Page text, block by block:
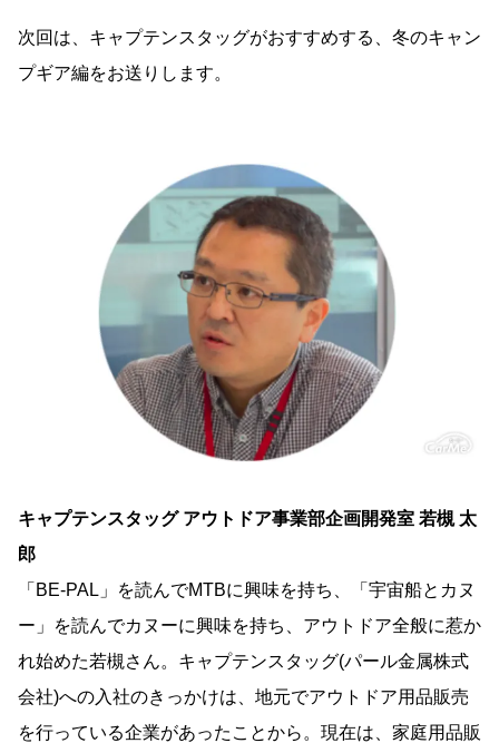
次回は、キャプテンスタッグがおすすめする、冬のキャン
プギア編をお送りします。
キャプテンスタッグ アウトドア事業部企画開発室 若槻 太
郎
「BE-PAL」を読んでMTBに興味を持ち、「宇宙船とカヌ
ー」を読んでカヌーに興味を持ち、アウトドア全般に惹か
れ始めた若槻さん。キャプテンスタッグ(パール金属株式
会社)への入社のきっかけは、地元でアウトドア用品販売
を行っている企業があったことから。現在は、家庭用品販